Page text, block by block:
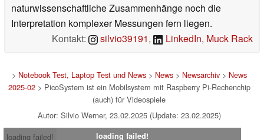
naturwissenschaftliche Zusammenhänge noch die
Interpretation komplexer Messungen fern liegen.
Kontakt:
silvio39191, LinkedIn, Muck Rack
> Notebook Test, Laptop Test und News> News> Newsarchiv> News
2025-02> PicoSystem ist ein Mobilsystem mit Raspberry Pi-Rechenchip
(auch) für Videospiele
Autor: Silvio Werner, 23.02.2025 (Update: 23.02.2025)
loading failed!
loading failed!